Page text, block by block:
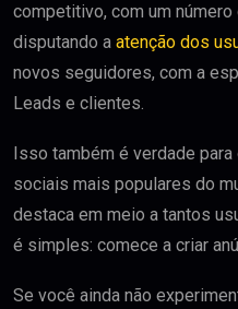
competitivo, com um
disputando a atenção dos
novos seguidores, com a
Leads e clientes.
Isso também é verdade
sociais mais populares do
destaca em meio a tantos
é simples: comece a criar
Se você ainda não